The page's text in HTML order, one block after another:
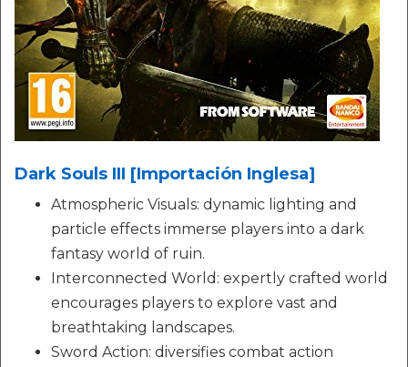
Dark Souls III [Importación Inglesa]
Atmospheric Visuals: dynamic lighting and
particle effects immerse players into a dark
fantasy world of ruin.
Interconnected World: expertly crafted world
encourages players to explore vast and
breathtaking landscapes.
Sword Action: diversifies combat action